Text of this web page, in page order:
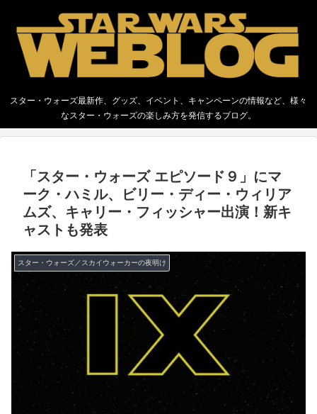
スター・ウォーズ最新作、グッズ、イベント、キャンペーンの情報など、様々
なスター・ウォーズの楽しみ方を発信するブログ。
「スター・ウォーズ エピソード９」にマ
ーク・ハミル、ビリー・ディー・ウィリア
ムズ、キャリー・フィッシャー出演！新キ
ャストも発表
スター・ウォーズ／スカイウォーカーの夜明け